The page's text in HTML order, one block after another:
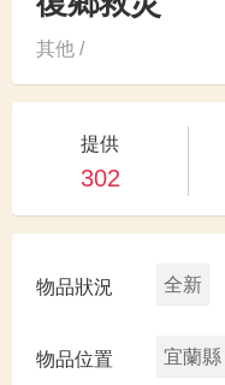
其他 /
提供
302
物品狀況 全新
物品位置 宜蘭縣